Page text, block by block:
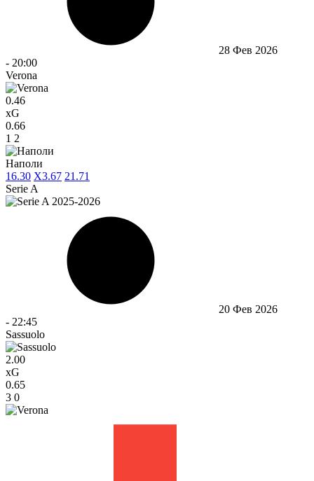
28 Фев 2026
- 20:00
Verona
0.46
xG
0.66
1 2
Наполи
16.30 X3.67 21.71
Serie A
20 Фев 2026
- 22:45
Sassuolo
2.00
xG
0.65
3 0